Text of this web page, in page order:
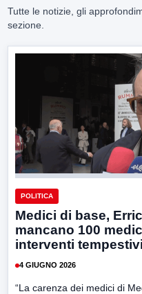
Tutte le notizie, gli
sezione.
POLITICA
Medici di base,
mancano 100
interventi
4 GIUGNO 2026
“La carenza dei medici di